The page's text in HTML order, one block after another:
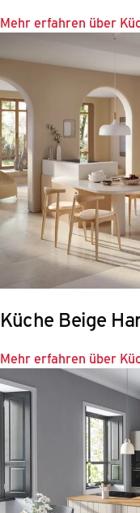
Mehr erfahren über
Küche Beige
Mehr erfahren über